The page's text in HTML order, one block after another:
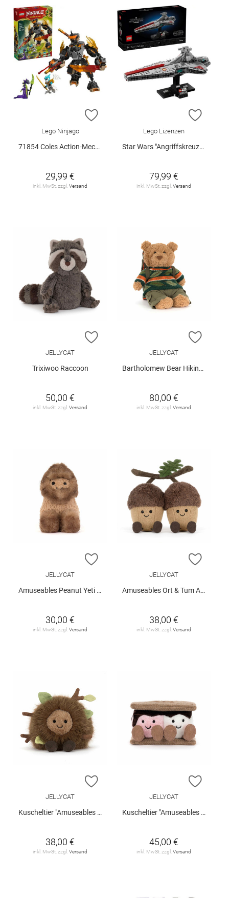
ZUR WUNSCHLISTE HINZUFÜGEN
Lego Ninjago
71854 Coles Action-Mech und Drache.. V29
29,99 €
inkl. MwSt. zzgl. Versand
ZUR
Lego Lizenzen
Star Wars "Angriffskreuzer der Venator-Klasse", 75441
79,99 €
inkl. MwSt. zzgl. Versand
ZUR WUNSCHLISTE HINZUFÜGEN
JELLYCAT
Trixiwoo Raccoon
50,00 €
inkl. MwSt. zzgl.Versand
ZUR
JELLYCAT
Bartholomew Bear Hiking Outfit
80,00 €
inkl. MwSt. zzgl.Versand
ZUR WUNSCHLISTE HINZUFÜGEN
JELLYCAT
Amuseables Peanut Yeti Outfit
30,00 €
inkl. MwSt. zzgl.Versand
ZUR
JELLYCAT
Amuseables Ort & Tum Acorns
38,00 €
inkl. MwSt. zzgl.Versand
ZUR WUNSCHLISTE HINZUFÜGEN
JELLYCAT
Kuscheltier "Amuseables Mulshi Woodland Floor"
38,00 €
inkl. MwSt. zzgl. Versand
ZUR
JELLYCAT
Kuscheltier "Amuseables S'mores"
45,00 €
inkl. MwSt. zzgl. Versand